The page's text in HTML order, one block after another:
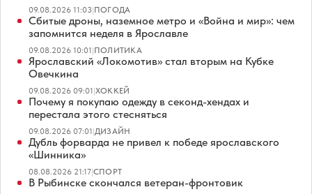
09.08.2026 11:03|ПОГОДА
Сбитые дроны, наземное метро и «Война и мир»: чем
запомнится неделя в Ярославле
09.08.2026 10:01|ПОЛИТИКА
Ярославский «Локомотив» стал вторым на Кубке
Овечкина
09.08.2026 09:01|ХОККЕЙ
Почему я покупаю одежду в секонд-хендах и
перестала этого стесняться
09.08.2026 07:01|ДИЗАЙН
Дубль форварда не привел к победе ярославского
«Шинника»
08.08.2026 21:17|СПОРТ
В Рыбинске скончался ветеран-фронтовик